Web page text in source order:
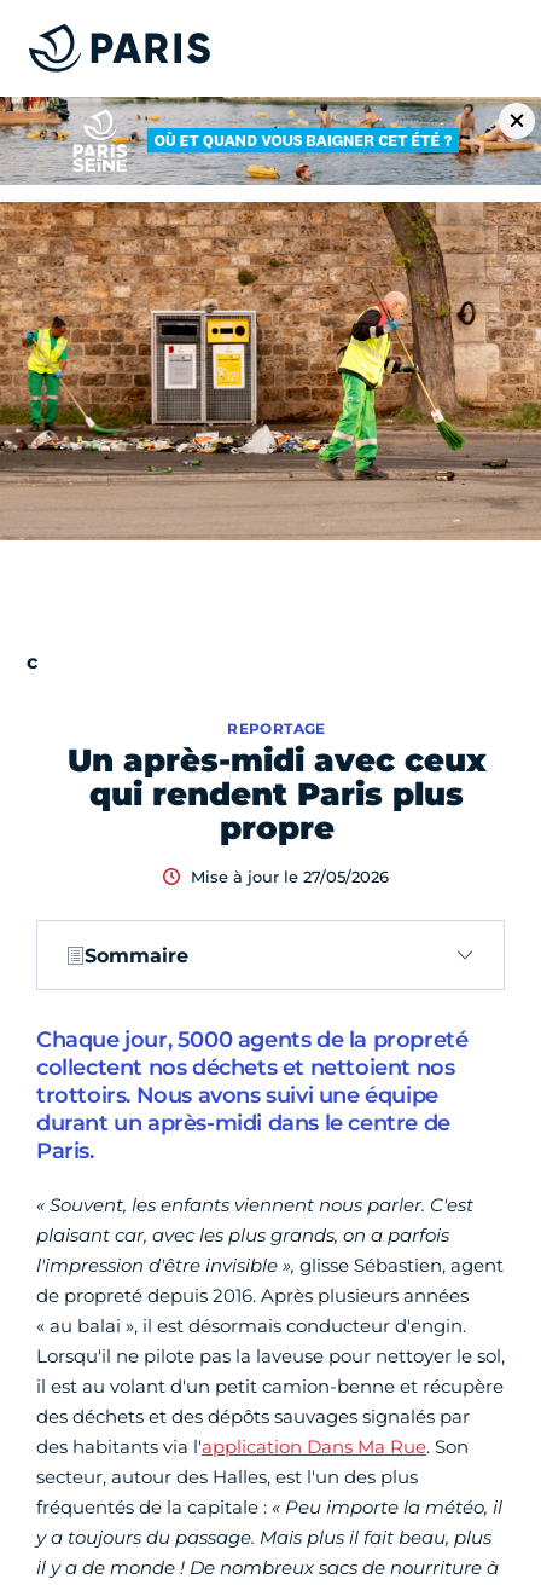
Un après-midi avec ceux
qui rendent Paris plus
propre
REPORTAGE
Mise à jour le 27/05/2026
Sommaire
Chaque jour, 5000 agents de la propreté
collectent nos déchets et nettoient nos
trottoirs. Nous avons suivi une équipe
durant un après-midi dans le centre de
Paris.
« Souvent, les enfants viennent nous parler. C'est
plaisant car, avec les plus grands, on a parfois
l'impression d'être invisible », glisse Sébastien, agent
de propreté depuis 2016. Après plusieurs années
« au balai », il est désormais conducteur d'engin.
Lorsqu'il ne pilote pas la laveuse pour nettoyer le sol,
il est au volant d'un petit camion-benne et récupère
des déchets et des dépôts sauvages signalés par
des habitants via l'application Dans Ma Rue. Son
secteur, autour des Halles, est l'un des plus
fréquentés de la capitale : « Peu importe la météo, il
y a toujours du passage. Mais plus il fait beau, plus
il y a de monde ! De nombreux sacs de nourriture à